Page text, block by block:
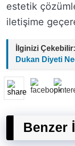
estetik
iletişime
İlginizi Çekebilir:
Dukan Diyeti
Benzer